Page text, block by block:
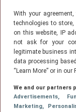
With your
technologies to
on this website, IP
not ask for your
legitimate business
data processing
“Learn More” or in
We and our partners
Advertisements,
Marketing,